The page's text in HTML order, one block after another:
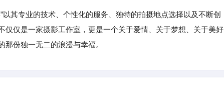
专业的技术、个性化的服务、独特的拍摄地点选择以及不断创
仅是一家摄影工作室，更是一个关于爱情、关于梦想、关于美好
份独一无二的浪漫与幸福。